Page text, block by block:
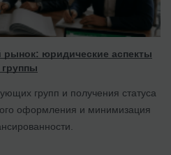
юридические аспекты
групп и получения статуса
оформления и минимизация